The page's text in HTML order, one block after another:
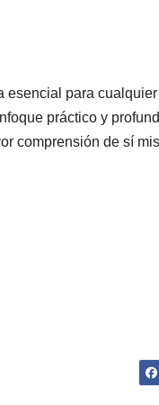
para
práctico y
comprensión de sí